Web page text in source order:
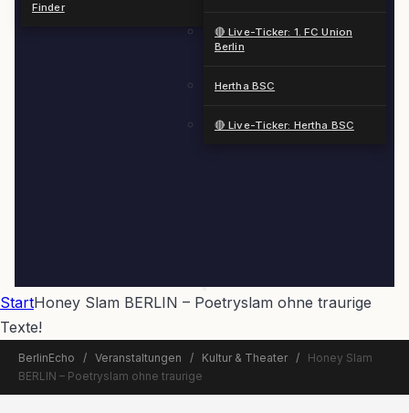
Finder
🔴 Live-Ticker: 1. FC Union
Berlin
Hertha BSC
🔴 Live-Ticker: Hertha BSC
StartHoney Slam BERLIN – Poetryslam ohne traurige
Texte!
BerlinEcho / Veranstaltungen / Kultur & Theater /
Honey Slam
BERLIN – Poetryslam ohne traurige